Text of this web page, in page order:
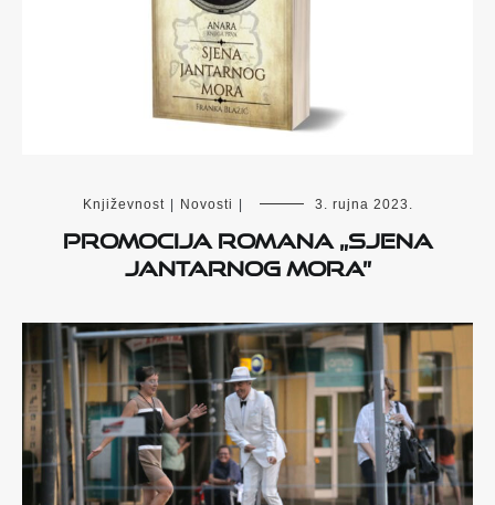
Književnost | Novosti | 3. rujna 2023.
Promocija romana „Sjena
Jantarnog mora”